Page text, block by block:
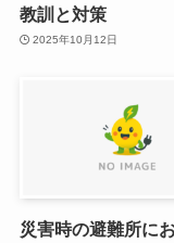
教訓と対策
2025年10月12日
災害時の避難所に